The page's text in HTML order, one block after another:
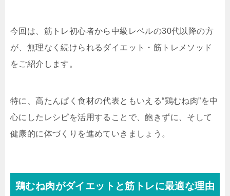
今回は、筋トレ初心者から中級レベルの30代以降の方
が、無理なく続けられるダイエット・筋トレメソッド
をご紹介します。
特に、高たんぱく食材の代表ともいえる“鶏むね肉”を中
心にしたレシピを活用することで、飽きずに、そして
健康的に体づくりを進めていきましょう。
鶏むね肉がダイエットと筋トレに最適な理由